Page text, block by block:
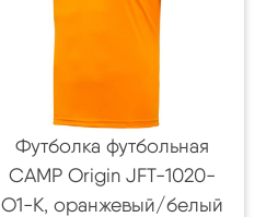
Футболка футбольная
CAMP Origin JFT-1020-
O1-K, оранжевый/белый